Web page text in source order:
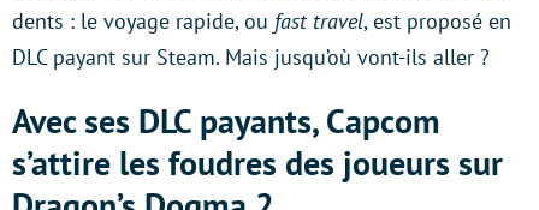
dents : le voyage rapide, ou fast travel, est proposé en
DLC payant sur Steam. Mais jusqu’où vont-ils aller ?
Avec ses DLC payants, Capcom
s’attire les foudres des joueurs sur